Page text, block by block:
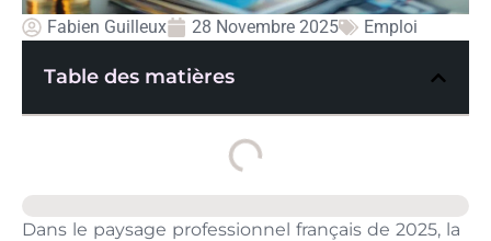
Fabien Guilleux 28 Novembre 2025 Emploi
Table des matières
Dans le paysage professionnel français de 2025, la